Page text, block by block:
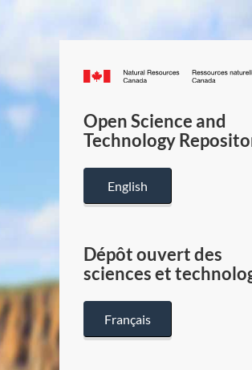
Canada.ca
Open Science and
Technology
English
Dépôt ouvert des
sciences et
Français